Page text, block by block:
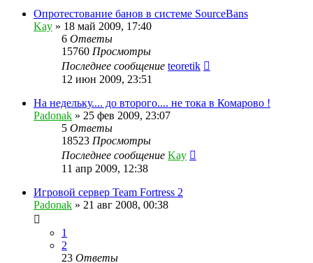
Опротестование банов в системе SourceBans
Kay » 18 май 2009, 17:40
6 Ответы
15760 Просмотры
Последнее сообщение teoretik
12 июн 2009, 23:51
На недельку.... до второго.... не тока в Комарово !
Padonak » 25 фев 2009, 23:07
5 Ответы
18523 Просмотры
Последнее сообщение Kay
11 апр 2009, 12:38
Игровой сервер Team Fortress 2
Padonak » 21 авг 2008, 00:38
1
2
23 Ответы